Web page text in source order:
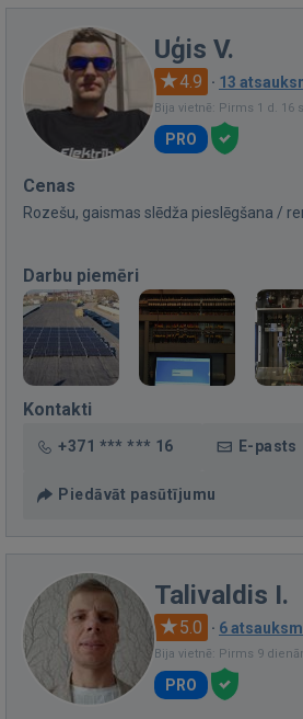
Uģis V.
4.9 · 13
Bija vietnē: Pirms 1 d. 16
PRO
Cenas
Rozešu, gaismas slēdža pieslēgšana /
Darbu piemēri
Kontakti
+371 *** *** 16 E-pasts
Piedāvāt pasūtījumu
Talivaldis I.
5.0 · 6
Bija vietnē: Pirms 9
PRO